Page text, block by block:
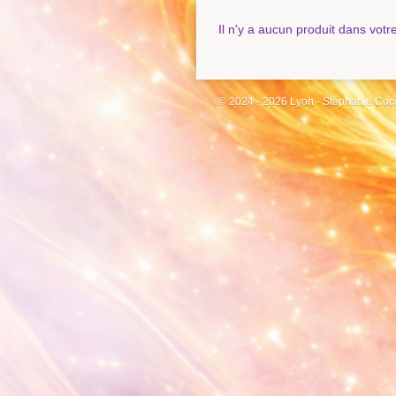
Il n'y a aucun produit dans
© 2024 - 2026 Lyon - Stéphanie